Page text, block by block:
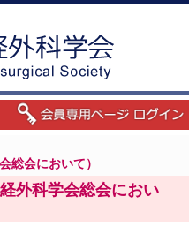
総会において）
外科学会総会におい